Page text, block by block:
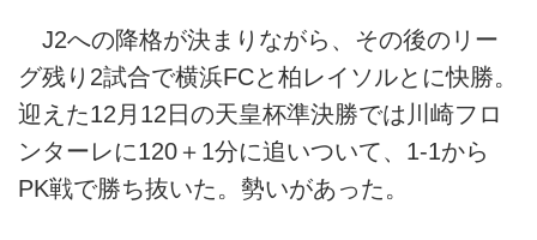
J2への降格が決まりながら、その後のリー
グ残り2試合で横浜FCと柏レイソルとに快勝。
迎えた12月12日の天皇杯準決勝では川崎フロ
ンターレに120＋1分に追いついて、1-1から
PK戦で勝ち抜いた。勢いがあった。